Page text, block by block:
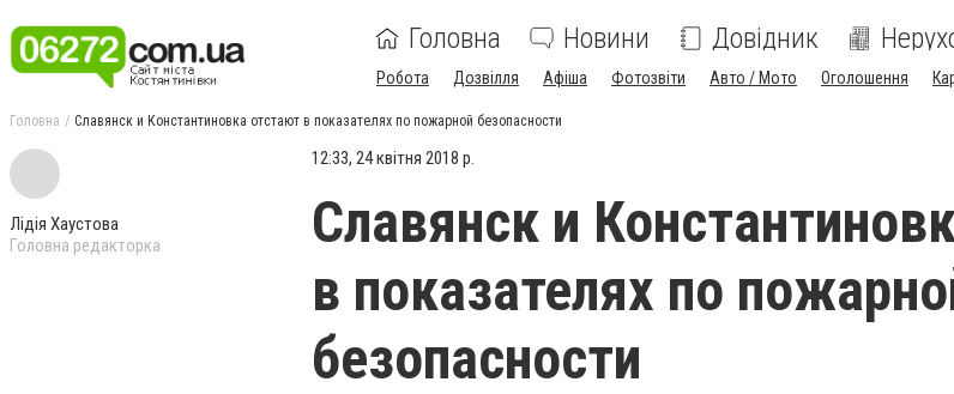
Головна Новини Довідник
Робота Дозвілля Афіша Фотозвіти Авто / Мото Оголошення
Головна Славянск и Константиновка отстают в показателях по пожарной безопасности
Лідія Хаустова
Головна редакторка
12:33, 24 квітня 2018 р.
Славянск и
в показателях по
безопасности